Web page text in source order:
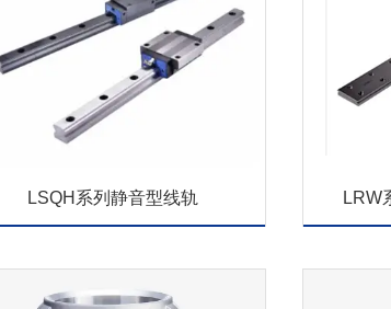
LSQH系列静音型线轨 LRW